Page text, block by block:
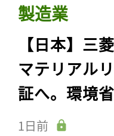
製造業
【日本】三
マテリアル
証へ。環境
1日前